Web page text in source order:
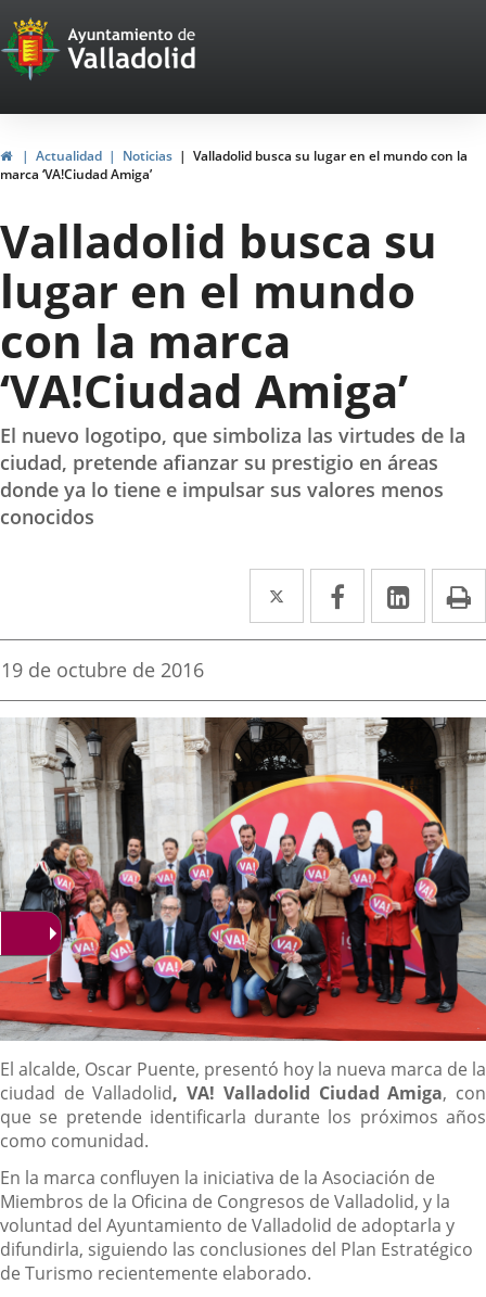
Portal
Web
del
Ayuntamiento
de
Valladolid
HomeActualidad Noticias
Valladolid busca su lugar en el mundo con la
marca ‘VA!Ciudad Amiga’
Valladolid busca su
lugar en el mundo
con la marca
‘VA!Ciudad Amiga’
El nuevo logotipo, que simboliza las virtudes de la
ciudad, pretende afianzar su prestigio en áreas
donde ya lo tiene e impulsar sus valores menos
conocidos
Twitter
Enlace
a
aplicación
externa.
Facebook
Enlace
a
aplicación
externa.
Enlace
a
Fecha
la
noticia
19 de octubre de 2016
Descripción
El alcalde, Oscar Puente, presentó hoy la nueva marca de la
ciudad de Valladolid, VA! Valladolid Ciudad Amiga, con
que se pretende identificarla durante los próximos años
como comunidad.
En la marca confluyen la iniciativa de la Asociación de
Miembros de la Oficina de Congresos de Valladolid, y la
voluntad del Ayuntamiento de Valladolid de adoptarla y
difundirla, siguiendo las conclusiones del Plan Estratégico
de Turismo recientemente elaborado.